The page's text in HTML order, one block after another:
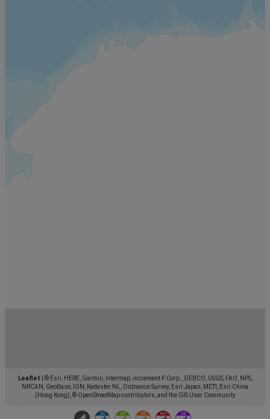
Leaflet
© Esri, HERE, Garmin, Intermap, increment P Corp., GEBCO, USGS, FAO, NPS,
NRCAN, GeoBase, IGN, Kadaster NL, Ordnance Survey, Esri Japan, METI, Esri China
(Hong Kong), © OpenStreetMap contributors, and the GIS User Community